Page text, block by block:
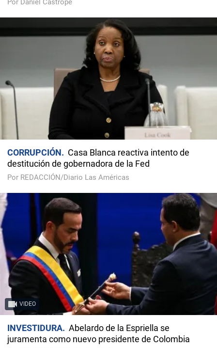
Por Daniel Castropé
CORRUPCIÓN
Casa Blanca reactiva intento de
destitución de gobernadora de la Fed
Por REDACCIÓN/Diario Las Américas
VIDEO
INVESTIDURA
Abelardo de la Espriella se
juramenta como nuevo presidente de Colombia